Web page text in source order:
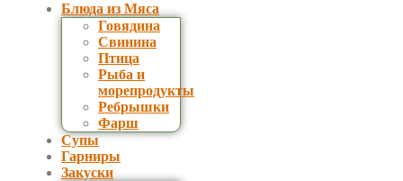
Блюда из Мяса
Говядина
Свинина
Птица
Рыба и
морепродукты
Ребрышки
Фарш
Супы
Гарниры
Закуски